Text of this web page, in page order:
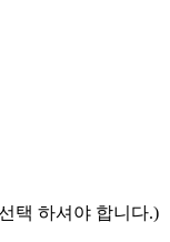
택 하셔야 합니다.)